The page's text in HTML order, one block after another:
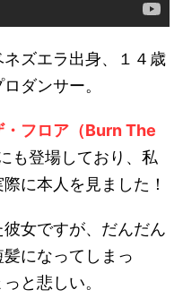
ネズエラ出身、１４歳
ダンサー。
フロア（Burn The
も登場しており、私
に本人を見ました！
女ですが、だんだん
になってしまっ
と悲しい。